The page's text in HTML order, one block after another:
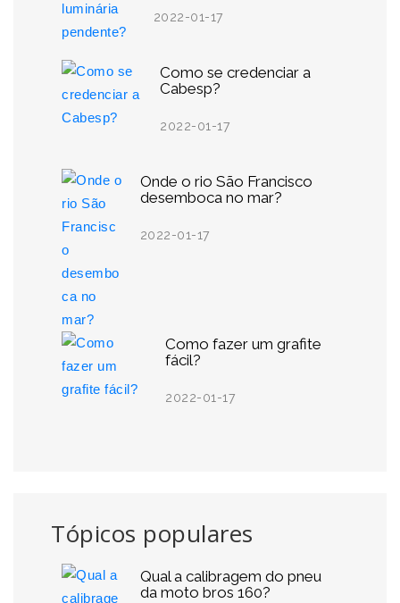
2022-01-17
Como se credenciar a
Cabesp?
2022-01-17
Onde o rio São Francisco
desemboca no mar?
2022-01-17
Como fazer um grafite
fácil?
2022-01-17
Tópicos populares
Qual a calibragem do pneu
da moto bros 160?